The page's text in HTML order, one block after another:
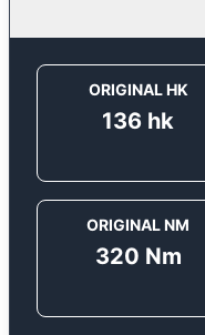
ORIGINAL HK
136 hk
ORIGINAL NM
320 Nm